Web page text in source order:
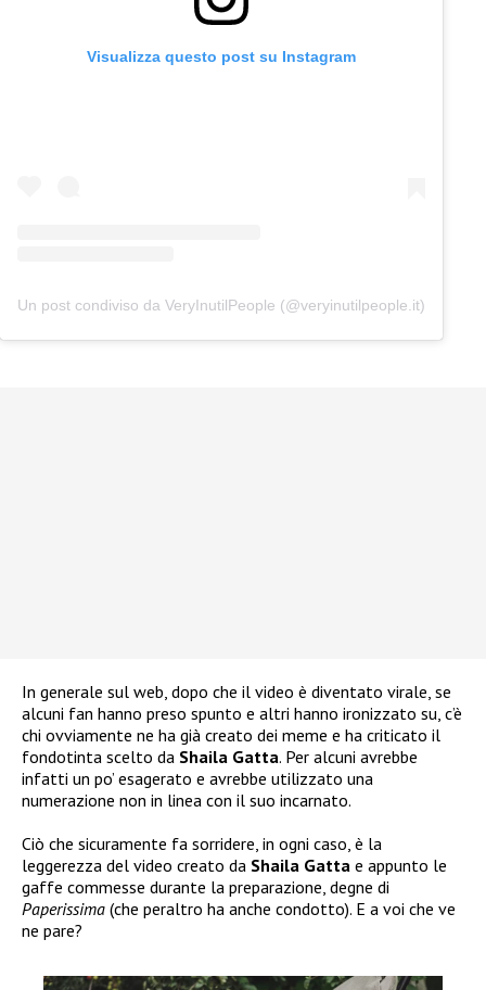
Visualizza questo post su Instagram
Un post condiviso da VeryInutilPeople (@veryinutilpeople.it)
In generale sul web, dopo che il video è diventato virale, se
alcuni fan hanno preso spunto e altri hanno ironizzato su, c’è
chi ovviamente ne ha già creato dei meme e ha criticato il
fondotinta scelto da Shaila Gatta. Per alcuni avrebbe
infatti un po’ esagerato e avrebbe utilizzato una
numerazione non in linea con il suo incarnato.
Ciò che sicuramente fa sorridere, in ogni caso, è la
leggerezza del video creato da Shaila Gatta e appunto le
gaffe commesse durante la preparazione, degne di
Paperissima (che peraltro ha anche condotto). E a voi che ve
ne pare?